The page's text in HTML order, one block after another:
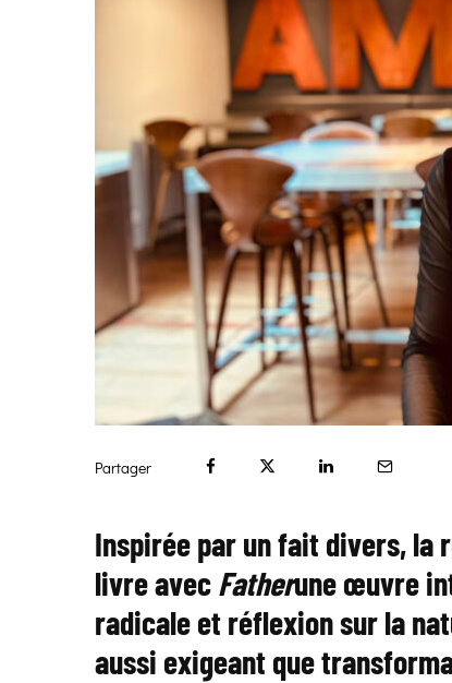
Partager
Inspirée par un fait divers, la
livre avecFatherune œuvre
radicale et réflexion sur la
aussi exigeant que